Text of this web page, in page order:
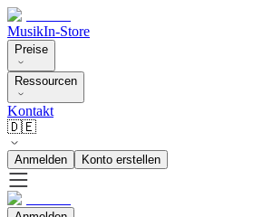
MusikIn-Store
Preise
Ressourcen
Kontakt
🇩🇪
Anmelden Konto erstellen